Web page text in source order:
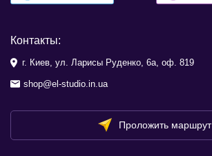
Контакты:
г. Киев, ул. Ларисы Руденко, 6а, оф. 819
shop@el-studio.in.ua
Проложить маршрут